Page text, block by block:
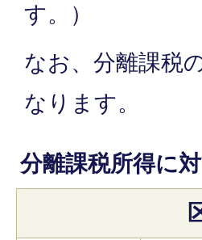
す。）
なお、分離課税
なります。
分離課税所得に